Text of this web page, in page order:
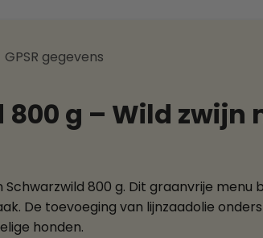
GPSR gegevens
g – Wild zwijn
800 g. Dit graanvrije menu
De toevoeging van lijnzaadolie
honden.